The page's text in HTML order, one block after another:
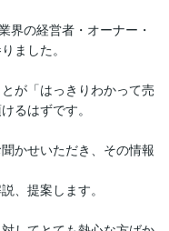
界の経営者・オーナー・
ました。
が「はっきりわかって売
るはずです。
かせいただき、その情報
、提案します。